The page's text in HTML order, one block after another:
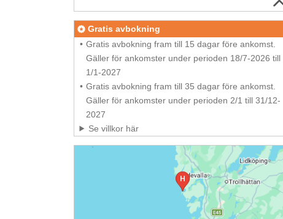
Gratis avbokning
Gratis avbokning fram till 15 dagar före ankomst.
Gäller för ankomster under perioden 18/7-2026 till
1/1-2027
Gratis avbokning fram till 35 dagar före ankomst.
Gäller för ankomster under perioden 2/1 till 31/12-
2027
Se villkor här